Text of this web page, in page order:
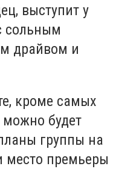
выступит у
сольным
драйвом и
кроме самых
можно будет
группы на
место премьеры